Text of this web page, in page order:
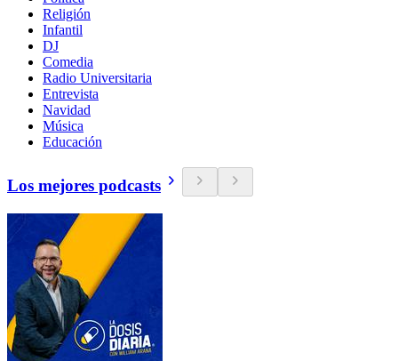
Religión
Infantil
DJ
Comedia
Radio Universitaria
Entrevista
Navidad
Música
Educación
Los mejores podcasts